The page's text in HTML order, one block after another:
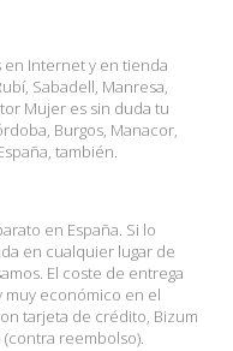
en Internet y en tienda
Sabadell, Manresa,
Mujer es sin duda tu
Burgos, Manacor,
también.
en España. Si lo
en cualquier lugar de
El coste de entrega
muy económico en el
tarjeta de crédito, Bizum
reembolso).